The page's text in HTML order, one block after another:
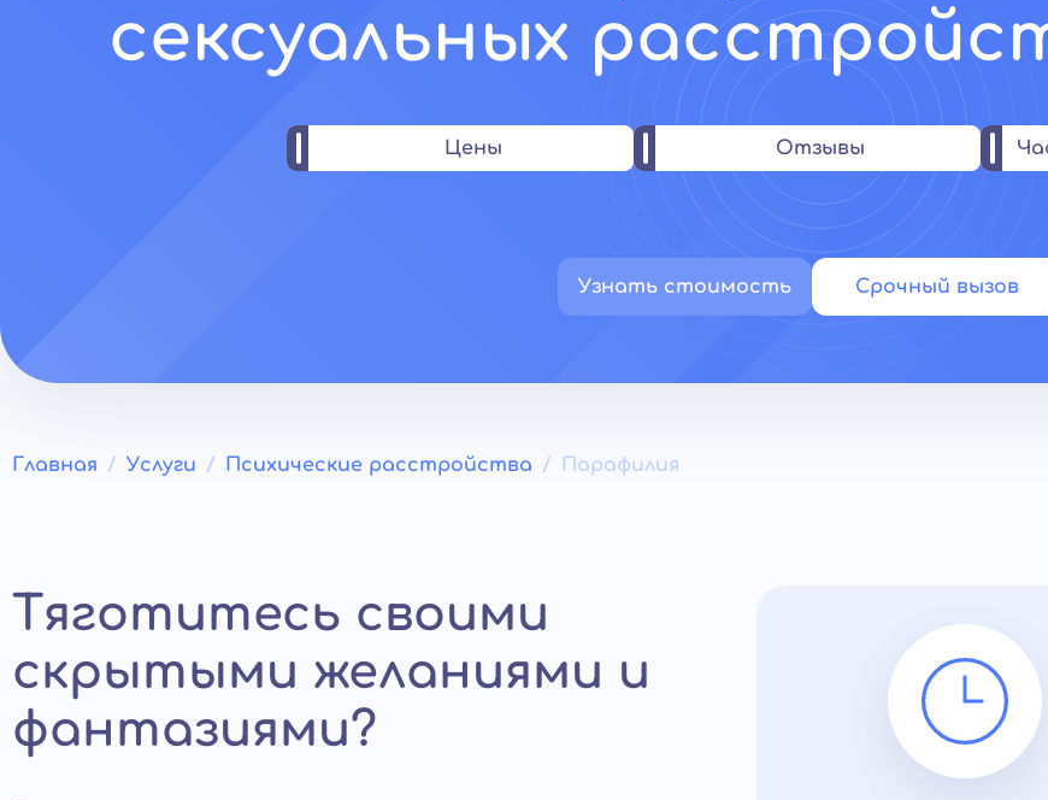
сексуальных
Цены Отзывы
Узнать стоимость Срочный вызов
Главная Услуги Психические расстройства Парафилия
Тяготитесь своими
скрытыми желаниями и
фантазиями?